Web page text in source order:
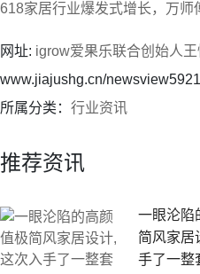
618家居行业爆发式增长，万师
网址: igrow爱果乐联合创始人
www.jiajushg.cn/
所属分类： 行业资讯
推荐资讯
一眼沦陷
简风家居
手了一整